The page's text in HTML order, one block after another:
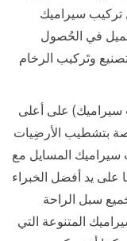
تركيب سيراميك
في الحُصول
وتَركيب الرخام
سيراميك) على أعلى
بتشطيب الأرضِيات
سيراميك المسايل مع
على يد أفضل الخبراء
سبل الراحة
المتنوعة التي